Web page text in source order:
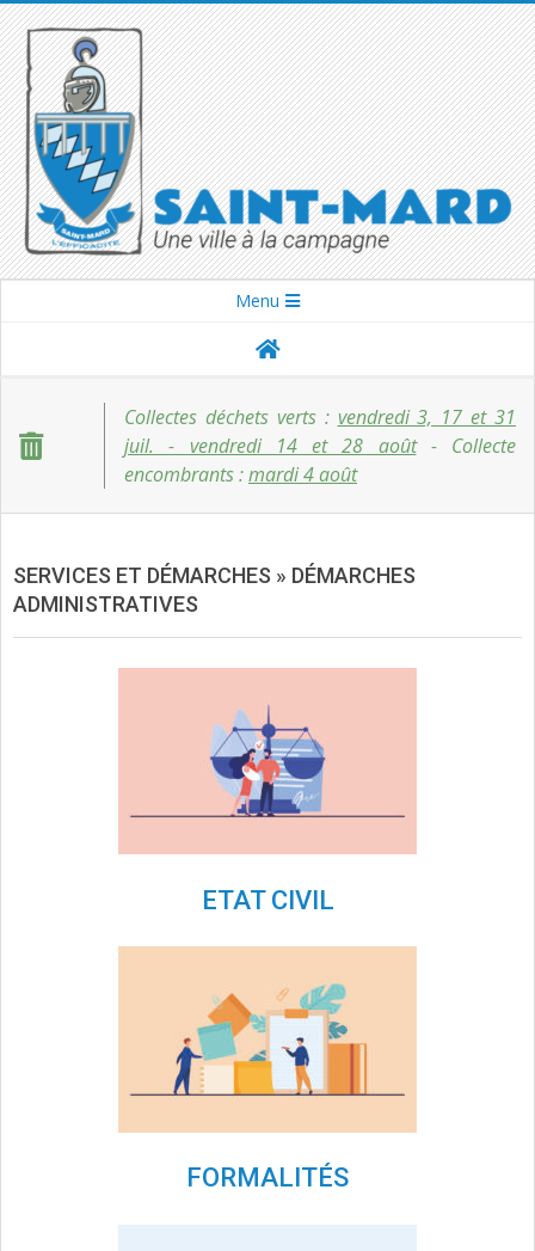
Skip
to
content
SAINT-
Menu
Collectes déchets verts : vendredi 3, 17 et 31
juil. - vendredi 14 et 28 août- Collecte
encombrants :mardi 4 août
SERVICES ET DÉMARCHES » DÉMARCHES
ADMINISTRATIVES
ETAT CIVIL
FORMALITÉS